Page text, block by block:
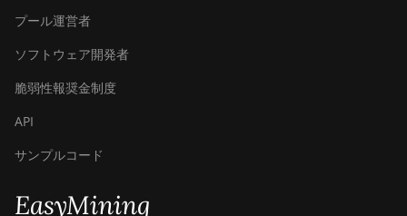
プール運営者
ソフトウェア開発者
脆弱性報奨金制度
API
サンプルコード
EasyMining